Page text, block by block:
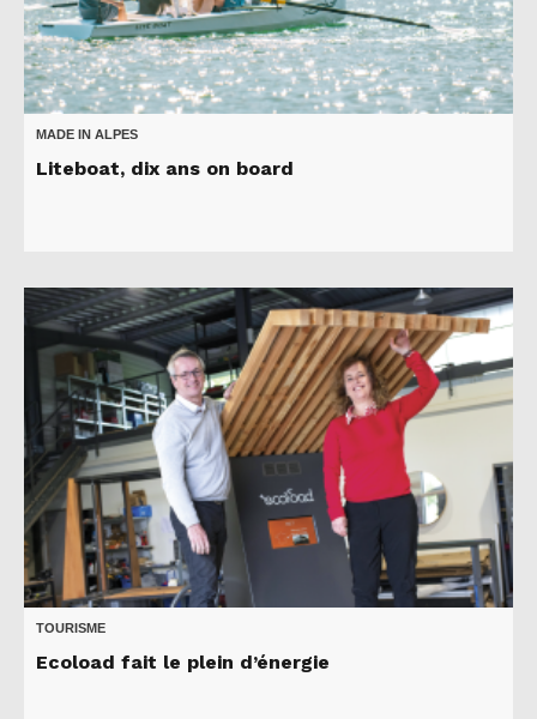
MADE IN ALPES
Liteboat, dix ans on board
TOURISME
Ecoload fait le plein d’énergie